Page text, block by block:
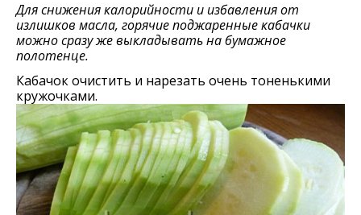
Для снижения калорийности и избавления от
излишков масла, горячие поджаренные кабачки
можно сразу же выкладывать на бумажное
полотенце.
Кабачок очистить и нарезать очень тоненькими
кружочками.